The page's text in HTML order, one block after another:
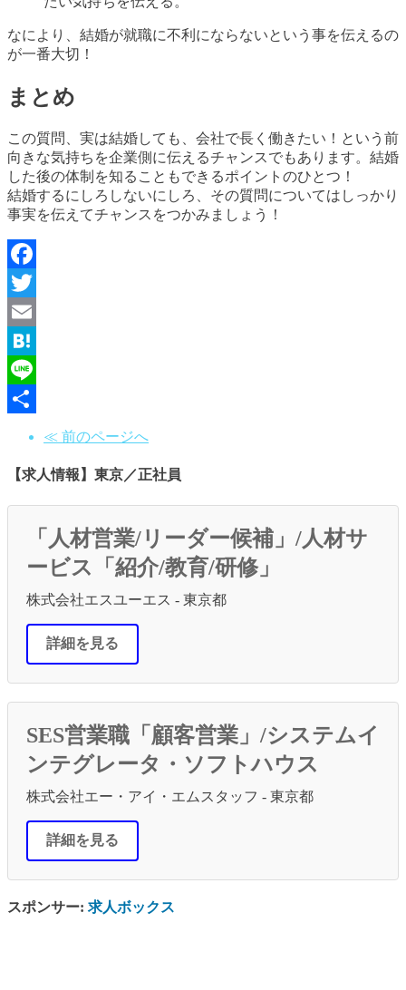
なにより、結婚が就職に不利にならないという事を伝えるの
が一番大切！
まとめ
この質問、実は結婚しても、会社で長く働きたい！という前
向きな気持ちを企業側に伝えるチャンスでもあります。結婚
した後の体制を知ることもできるポイントのひとつ！
結婚するにしろしないにしろ、その質問についてはしっかり
事実を伝えてチャンスをつかみましょう！
Facebook
Twitter
Email
Hatena
Line
≪ 前のページへ
【求人情報】東京／正社員
「人材営業/リーダー候補」/人材サ
ービス「紹介/教育/研修」
株式会社エスユーエス - 東京都
詳細を見る
SES営業職「顧客営業」/システムイ
ンテグレータ・ソフトハウス
株式会社エー・アイ・エムスタッフ - 東京都
詳細を見る
スポンサー: 求人ボックス